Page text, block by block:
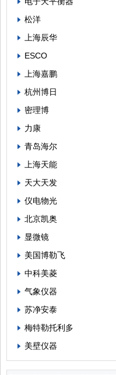
松洋
上海辰华
ESCO
上海嘉鹏
杭州博日
密理博
力康
青岛海尔
上海天能
天大天发
仪电物光
北京凯奥
显微镜
美国博勒飞
中科美菱
气象仪器
苏净安泰
梅特勒托利多
美壁仪器